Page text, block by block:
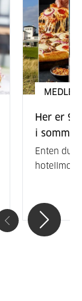
Her er 9
i sommer
Enten du